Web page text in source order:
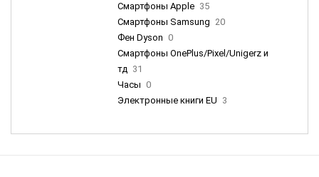
Смартфоны Apple 35
Смартфоны Samsung 20
Фен Dyson 0
Смартфоны OnePlus/Pixel/Unigerz и
тд 31
Часы 0
Электронные книги EU 3